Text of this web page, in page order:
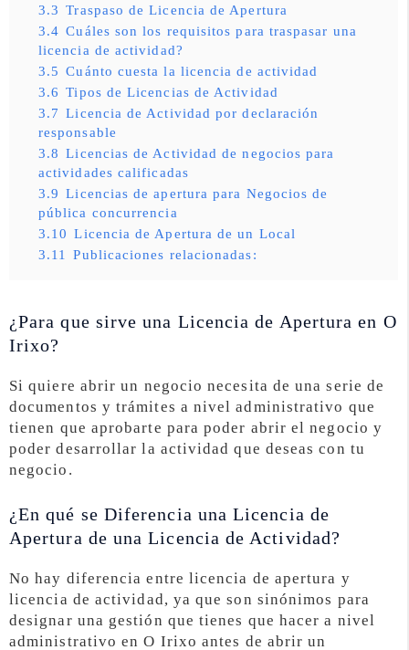
3.3 Traspaso de Licencia de Apertura
3.4 Cuáles son los requisitos para traspasar una
licencia de actividad?
3.5 Cuánto cuesta la licencia de actividad
3.6 Tipos de Licencias de Actividad
3.7 Licencia de Actividad por declaración
responsable
3.8 Licencias de Actividad de negocios para
actividades calificadas
3.9 Licencias de apertura para Negocios de
pública concurrencia
3.10 Licencia de Apertura de un Local
3.11
Publicaciones relacionadas:
¿Para que sirve una Licencia de Apertura en O
Irixo?
Si quiere abrir un negocio necesita de una serie de
documentos y trámites a nivel administrativo que
tienen que aprobarte para poder abrir el negocio y
poder desarrollar la actividad que deseas con tu
negocio.
¿En qué se Diferencia una Licencia de
Apertura de una Licencia de Actividad?
No hay diferencia entre licencia de apertura y
licencia de actividad, ya que son sinónimos para
designar una gestión que tienes que hacer a nivel
administrativo en O Irixo antes de abrir un